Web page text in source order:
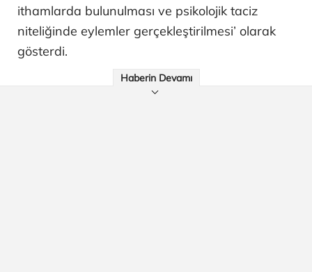
ithamlarda bulunulması ve psikolojik taciz
niteliğinde eylemler gerçekleştirilmesi’ olarak
gösterdi.
Haberin Devamı